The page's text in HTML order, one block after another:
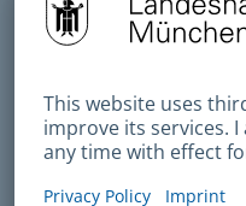
раньше.
месте.
После